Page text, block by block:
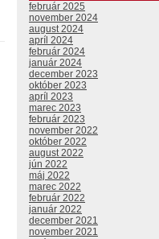
február 2025
november 2024
august 2024
apríl 2024
február 2024
január 2024
december 2023
október 2023
apríl 2023
marec 2023
február 2023
november 2022
október 2022
august 2022
jún 2022
máj 2022
marec 2022
február 2022
január 2022
december 2021
november 2021